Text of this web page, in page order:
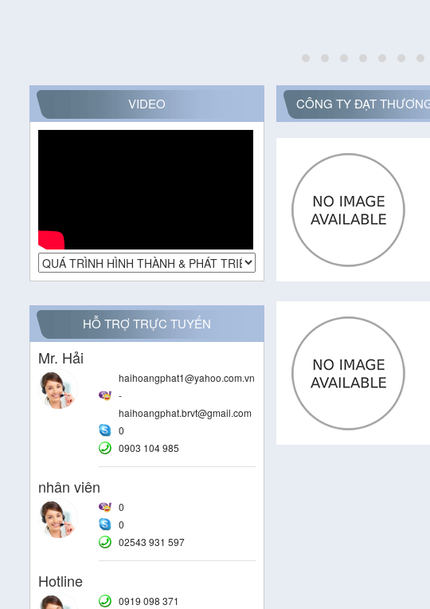
VIDEO
HỖ TRỢ TRỰC TUYẾN
Mr. Hải
haihoangphat1@yahoo.com.vn
-
haihoangphat.brvt@gmail.com
0
0903 104 985
nhân viên
0
0
02543 931 597
Hotline
0919 098 371
CÔNG TY ĐẠT